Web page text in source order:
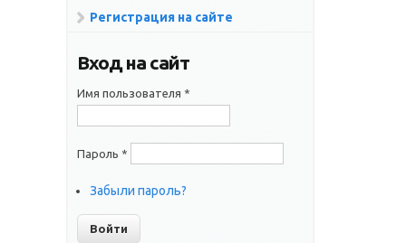
Регистрация на сайте
Вход на сайт
Имя пользователя *
Пароль *
Забыли пароль?